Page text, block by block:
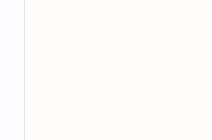
caranya gampang
dashboard
bagian "Feed
"Penyajian gambar